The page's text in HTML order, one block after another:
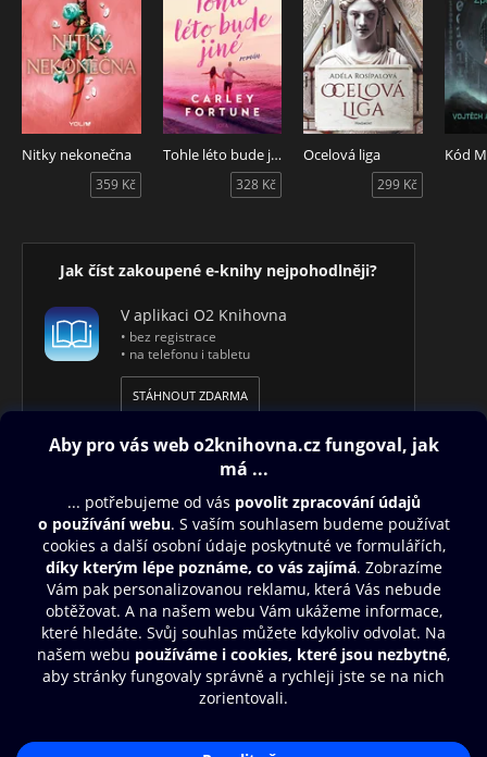
Nitky nekonečna
359 Kč
Tohle léto bude jiné
328 Kč
Ocelová liga
299 Kč
Jak číst zakoupené e-knihy nejpohodlněji?
V aplikaci O2 Knihovna
• bez registrace
• na telefonu i tabletu
STÁHNOUT ZDARMA
Obsah ke stažení
Moje O2 Knihovna
Další zábava
Nákupní řád